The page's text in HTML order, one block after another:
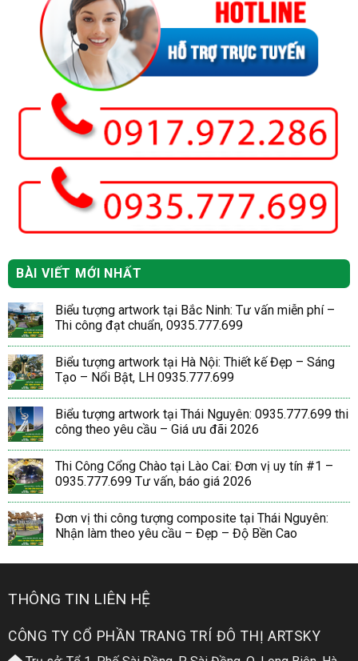
BÀI VIẾT MỚI NHẤT
Biểu tượng artwork tại Bắc Ninh: Tư vấn miễn phí –
Thi công đạt chuẩn, 0935.777.699
Biểu tượng artwork tại Hà Nội: Thiết kế Đẹp – Sáng
Tạo – Nổi Bật, LH 0935.777.699
Biểu tượng artwork tại Thái Nguyên: 0935.777.699 thi
công theo yêu cầu – Giá ưu đãi 2026
Thi Công Cổng Chào tại Lào Cai: Đơn vị uy tín #1 –
0935.777.699 Tư vấn, báo giá 2026
Đơn vị thi công tượng composite tại Thái Nguyên:
Nhận làm theo yêu cầu – Đẹp – Độ Bền Cao
THÔNG TIN LIÊN HỆ
CÔNG TY CỔ PHẦN TRANG TRÍ ĐÔ THỊ ARTSKY